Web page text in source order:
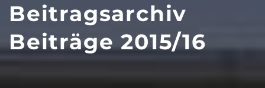
Beitragsarchiv
Beiträge 2015/16